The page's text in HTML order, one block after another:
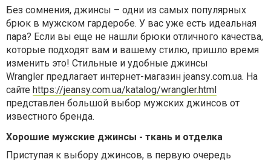
Без сомнения, джинсы – одни из самых популярных
брюк в мужском гардеробе. У вас уже есть идеальная
пара? Если вы еще не нашли брюки отличного качества,
которые подходят вам и вашему стилю, пришло время
изменить это! Стильные и удобные джинсы
Wrangler предлагает интернет-магазин jeansy.com.ua. На
сайте https://jeansy.com.ua/katalog/wrangler.html
представлен большой выбор мужских джинсов от
известного бренда.
Хорошие мужские джинсы - ткань и отделка
Приступая к выбору джинсов, в первую очередь